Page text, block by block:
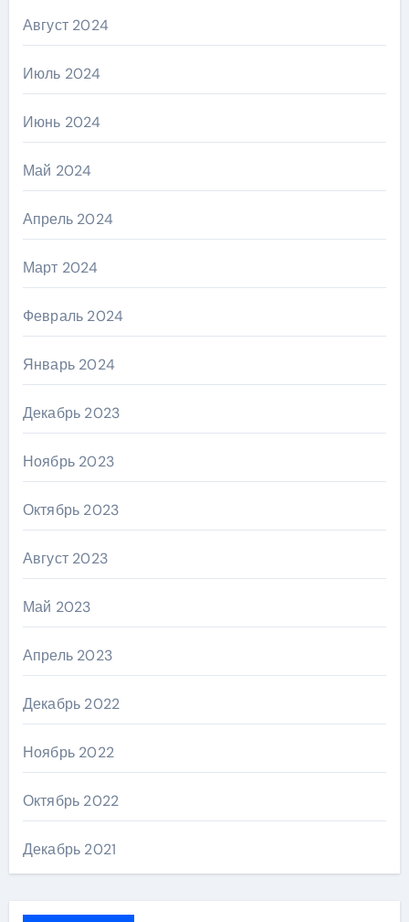
Август 2024
Июль 2024
Июнь 2024
Май 2024
Апрель 2024
Март 2024
Февраль 2024
Январь 2024
Декабрь 2023
Ноябрь 2023
Октябрь 2023
Август 2023
Май 2023
Апрель 2023
Декабрь 2022
Ноябрь 2022
Октябрь 2022
Декабрь 2021